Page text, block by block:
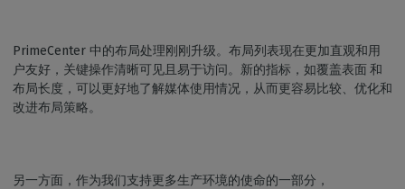
PrimeCenter 中的布局处理刚刚升级。布局列表现在更加直观和用
户友好，关键操作清晰可见且易于访问。新的指标，如覆盖表面和
布局长度，可以更好地了解媒体使用情况，从而更容易比较、优化和
改进布局策略。
另一方面，作为我们支持更多生产环境的使命的一部分，